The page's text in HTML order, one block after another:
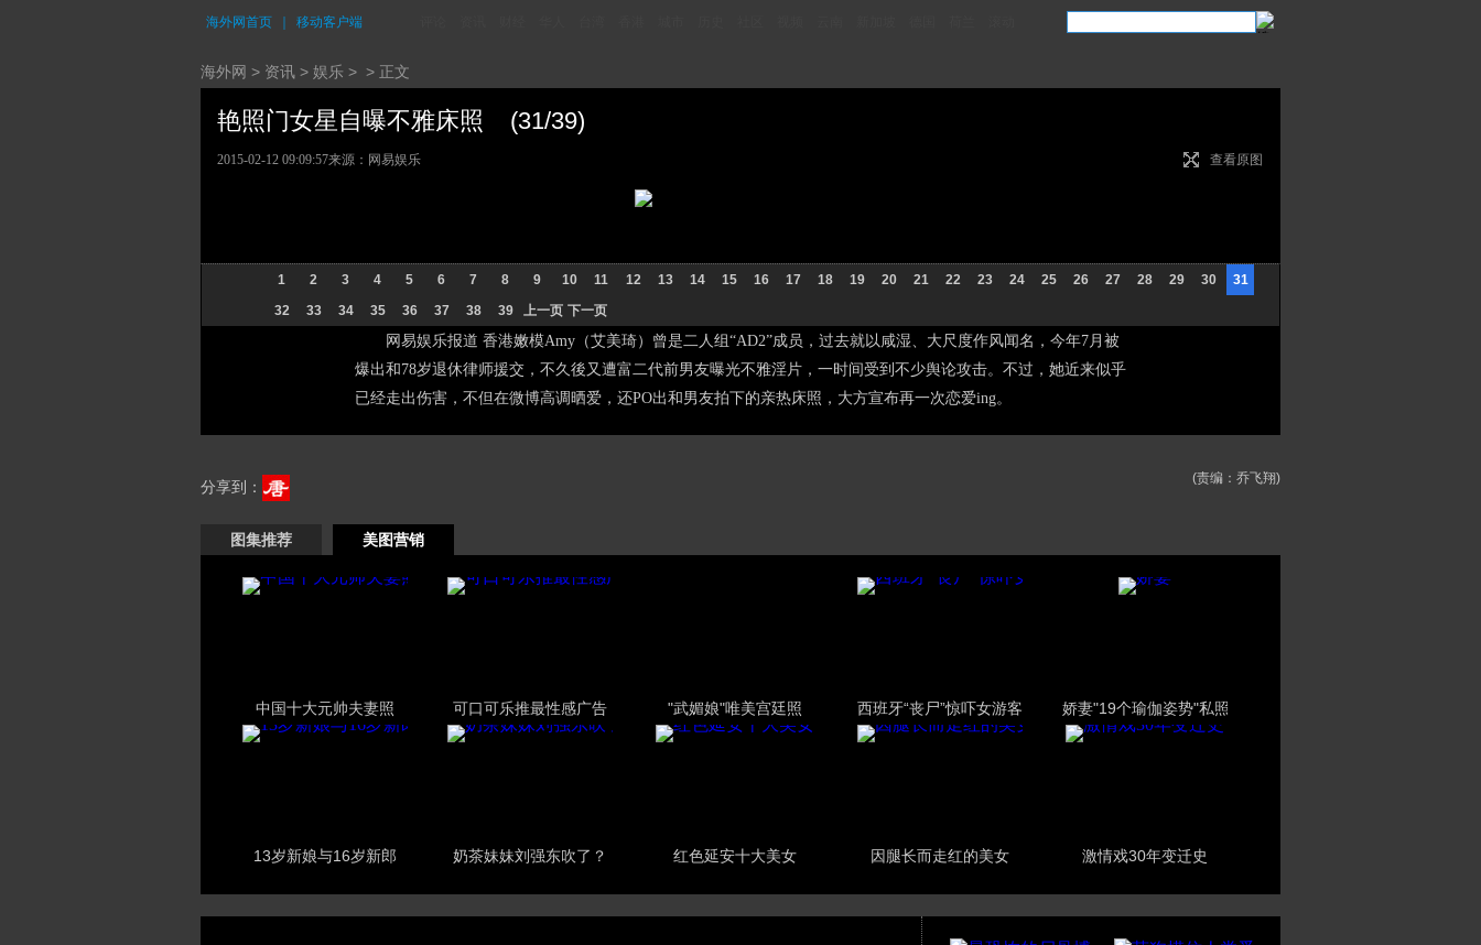
海外网首页 移动客户端
海外网 > 资讯 > 娱乐 > > 正文
艳照门女星自曝不雅床照 (31/39)
查看原图
2015-02-12 09:09:57来源：网易娱乐
1 2 3 4 5 6 7 8 9 10 11 12 13 14 15 16 17 18 19 20 21 22 23 24 25 26 27 28 29 30
31
32
33 34 35 36 37 38 39 上一页 下一页
网易娱乐报道 香港嫩模Amy（艾美琦）曾是二人组“AD2”成员，过去就以咸湿、大尺度作风闻名，今年7月被
爆出和78岁退休律师援交，不久後又遭富二代前男友曝光不雅淫片，一时间受到不少舆论攻击。不过，她近来似乎
已经走出伤害，不但在微博高调晒爱，还PO出和男友拍下的亲热床照，大方宣布再一次恋爱ing。
(责编：乔飞翔)
分享到：
图集推荐 美图营销
中国十大元帅夫妻照 可口可乐推最性感广告 "武媚娘"唯美宫廷照 西班牙“丧尸”惊吓女游客 娇妻"19个瑜伽姿势"私照
13岁新娘与16岁新郎 奶茶妹妹刘强东吹了？ 红色延安十大美女 因腿长而走红的美女 激情戏30年变迁史